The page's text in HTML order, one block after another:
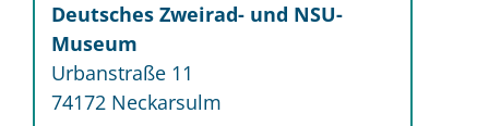
Deutsches Zweirad- und NSU-
Museum
Urbanstraße 11
74172 Neckarsulm